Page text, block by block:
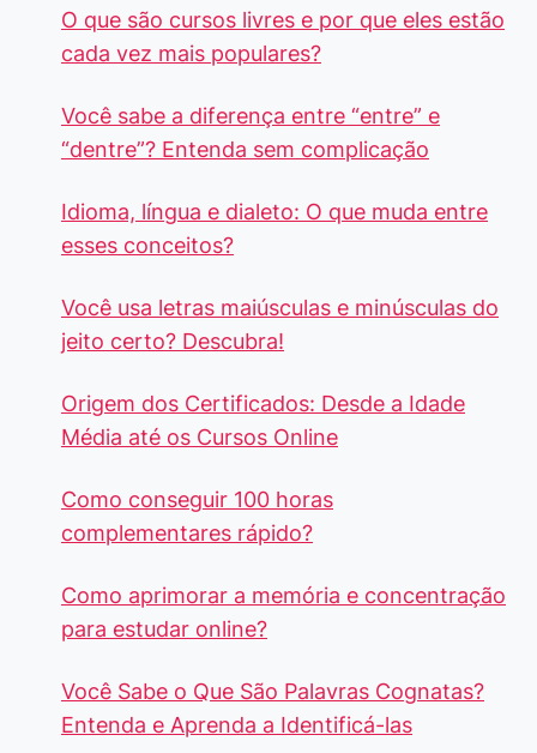
O que são cursos livres e por que eles estão
cada vez mais populares?
Você sabe a diferença entre “entre” e
“dentre”? Entenda sem complicação
Idioma, língua e dialeto: O que muda entre
esses conceitos?
Você usa letras maiúsculas e minúsculas do
jeito certo? Descubra!
Origem dos Certificados: Desde a Idade
Média até os Cursos Online
Como conseguir 100 horas
complementares rápido?
Como aprimorar a memória e concentração
para estudar online?
Você Sabe o Que São Palavras Cognatas?
Entenda e Aprenda a Identificá-las